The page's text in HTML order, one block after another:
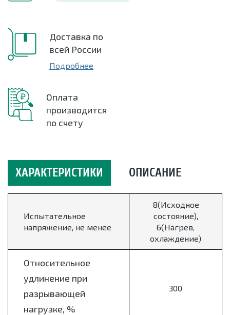
Доставка по
всей России
Подробнее
Оплата
производится
по счету
ХАРАКТЕРИСТИКИ ОПИСАНИЕ
Испытательное
напряжение, не менее
8(Исходное
состояние),
6(Нагрев,
охлаждение)
Относительное
удлинение при
разрывающей
нагрузке, %
300